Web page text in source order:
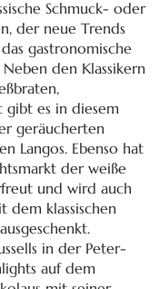
Schmuck- oder
der neue Trends
gastronomische
den Klassikern
gibt es in diesem
geräucherten
Langos. Ebenso hat
der weiße
und wird auch
dem klassischen
in der Peter-
auf dem